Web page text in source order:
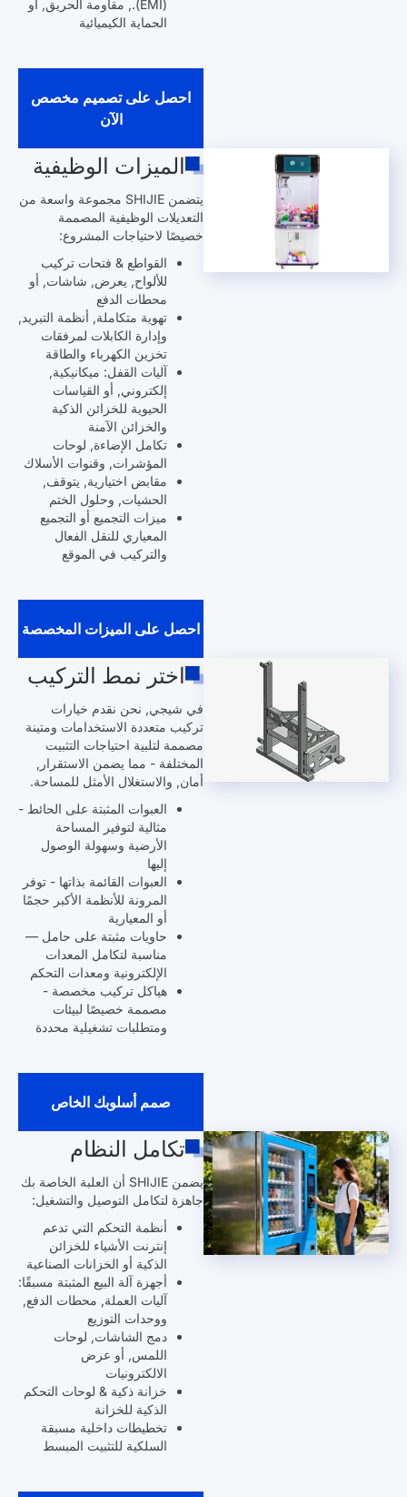
(EMI)., مقاومة الحريق, أو
الحماية الكيميائية
احصل على تصميم مخصص
الآن
الميزات الوظيفية
يتضمن SHIJIE مجموعة واسعة من
التعديلات الوظيفية المصممة
خصيصًا لاحتياجات المشروع:
القواطع & فتحات تركيب
للألواح, يعرض, شاشات, أو
محطات الدفع
تهوية متكاملة, أنظمة التبريد,
وإدارة الكابلات لمرفقات
تخزين الكهرباء والطاقة
آليات القفل: ميكانيكية,
إلكتروني, أو القياسات
الحيوية للخزائن الذكية
والخزائن الآمنة
تكامل الإضاءة, لوحات
المؤشرات, وقنوات الأسلاك
مقابض اختيارية, يتوقف,
الحشيات, وحلول الختم
ميزات التجميع أو التجميع
المعياري للنقل الفعال
والتركيب في الموقع
احصل على الميزات المخصصة
اختر نمط التركيب
في شيجي, نحن نقدم خيارات
تركيب متعددة الاستخدامات ومتينة
مصممة لتلبية احتياجات التثبيت
المختلفة - مما يضمن الاستقرار,
أمان, والاستغلال الأمثل للمساحة.
العبوات المثبتة على الحائط -
مثالية لتوفير المساحة
الأرضية وسهولة الوصول
إليها
العبوات القائمة بذاتها - توفر
المرونة للأنظمة الأكبر حجمًا
أو المعيارية
حاويات مثبتة على حامل —
مناسبة لتكامل المعدات
الإلكترونية ومعدات التحكم
هياكل تركيب مخصصة -
مصممة خصيصًا لبيئات
ومتطلبات تشغيلية محددة
صمم أسلوبك الخاص
تكامل النظام
يضمن SHIJIE أن العلبة الخاصة بك
جاهزة لتكامل التوصيل والتشغيل:
أنظمة التحكم التي تدعم
إنترنت الأشياء للخزائن
الذكية أو الخزانات الصناعية
أجهزة آلة البيع المثبتة مسبقًا:
آليات العملة, محطات الدفع,
ووحدات التوزيع
دمج الشاشات, لوحات
اللمس, أو عرض
الالكترونيات
خزانة ذكية & لوحات التحكم
الذكية للخزانة
تخطيطات داخلية مسبقة
السلكية للتثبيت المبسط